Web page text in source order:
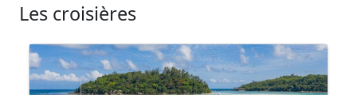
Les croisières